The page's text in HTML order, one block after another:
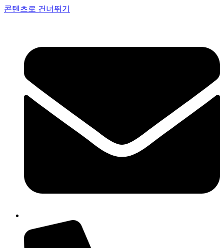
콘텐츠로 건너뛰기